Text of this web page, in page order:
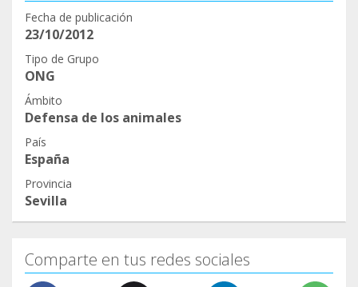
Fecha de publicación
23/10/2012
Tipo de Grupo
ONG
Ámbito
Defensa de los animales
País
España
Provincia
Sevilla
Comparte en tus redes sociales